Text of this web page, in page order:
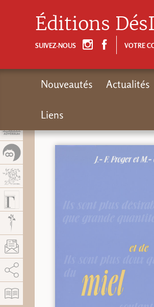
Éditions
SUIVEZ-NOUS VOTRE
Nouveautés Actualités
Liens